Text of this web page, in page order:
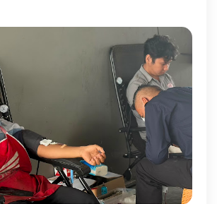
Budayo, Spontaneus
2